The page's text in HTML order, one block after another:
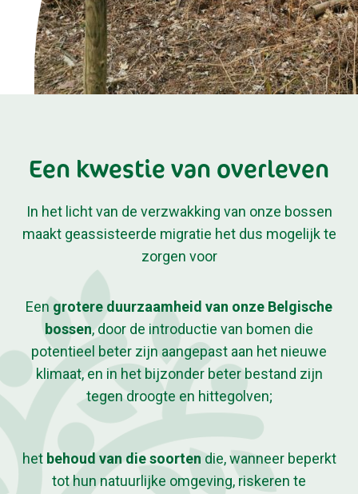
Een kwestie van overleven
In het licht van de verzwakking van onze bossen
maakt geassisteerde migratie het dus mogelijk te
zorgen voor
Een grotere duurzaamheid van onze Belgische
bossen, door de introductie van bomen die
potentieel beter zijn aangepast aan het nieuwe
klimaat, en in het bijzonder beter bestand zijn
tegen droogte en hittegolven;
het behoud van die soorten die, wanneer beperkt
tot hun natuurlijke omgeving, riskeren te